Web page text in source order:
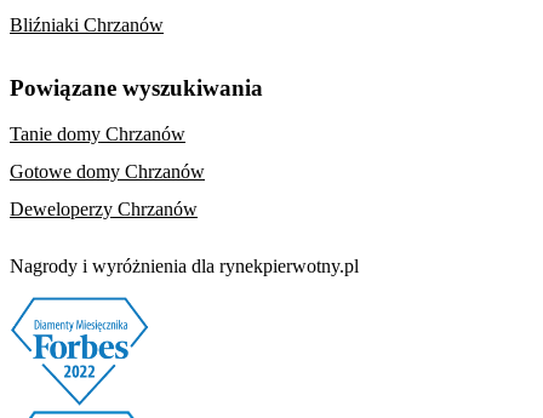
Bliźniaki Chrzanów
Powiązane wyszukiwania
Tanie domy Chrzanów
Gotowe domy Chrzanów
Deweloperzy Chrzanów
Nagrody i wyróżnienia dla rynekpierwotny.pl